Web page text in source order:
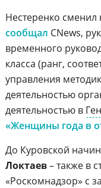
Нестеренко сменил
сообщал CNews,
временного
класса (ранг,
управления
деятельностью
деятельностью в
«Женщины года в
До Куровской
Локтаев– также в
«Роскомнадзор» с